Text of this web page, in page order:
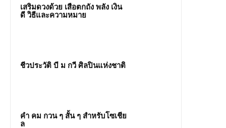
เสริมดวงด้วย เสือตกถัง พลัง เงิน
ดี วิธีและความหมาย
ชีวประวัติ บี ม กวี ศิลปินแห่งชาติ
คํา คม กวน ๆ สั้น ๆ สำหรับโซเชีย
ล